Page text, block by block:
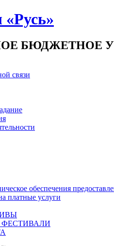
БЮДЖЕТНОЕ
связи
обеспечения
платные услуги